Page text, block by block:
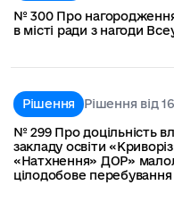
№ 300 Про
в місті ради з нагоди
Рішення
Рішення від
№ 299 Про доцільність
закладу освіти
«Натхнення» ДОР»
цілодобове перебування